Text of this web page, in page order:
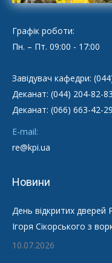
Графік роботи:
Пн. – Пт. 09:00 - 17:00
Завідувач кафедри:
Деканат: (044) 204-82-83
Деканат: (066) 663-42-29
E-mail:
re@kpi.ua
Новини
День відкритих дверей
Ігоря Сікорського з
10.07.2026